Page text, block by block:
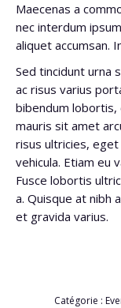
Maecenas a
nec interdum
aliquet accumsan.
Sed tincidunt urna
ac risus varius
bibendum lobortis,
mauris sit amet
risus ultricies,
vehicula. Etiam eu
Fusce lobortis
a. Quisque at nibh
et gravida varius.
Catégorie :